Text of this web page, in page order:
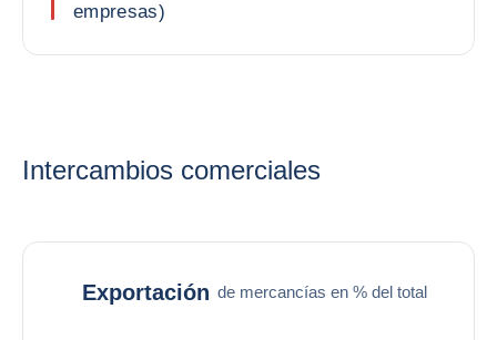
empresas)
Intercambios comerciales
Exportación de mercancías en % del total